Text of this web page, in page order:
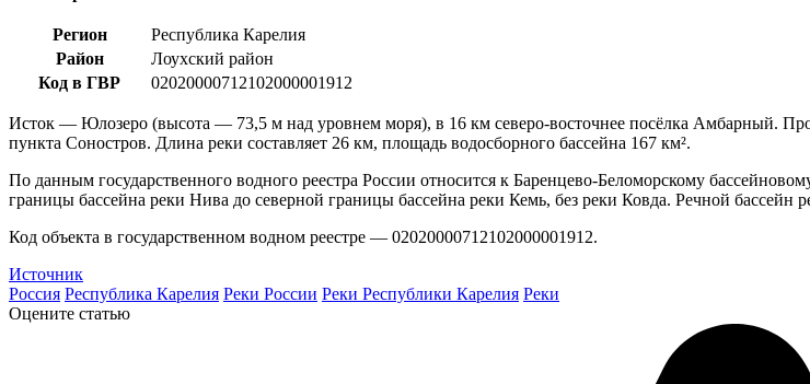
Регион
Республика Карелия
Район
Лоухский район
Код в ГВР
02020000712102000001912
Исток — Юлозеро (высота — 73,5 м над уровнем моря), в 16 км северо-восточнее посёлка Амбарный.
пункта Соностров. Длина реки составляет 26 км, площадь водосборного бассейна 167 км².
По данным государственного водного реестра России относится к Баренцево-Беломорскому
границы бассейна реки Нива до северной границы бассейна реки Кемь, без реки Ковда. Речной
Код объекта в государственном водном реестре — 02020000712102000001912.
Источник
Россия Республика Карелия Реки России Реки Республики Карелия Реки
Оцените статью